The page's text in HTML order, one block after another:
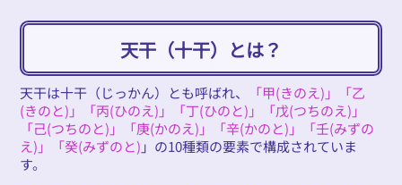
天干（十干）とは？
天干は十干（じっかん）とも呼ばれ、
「甲(きのえ)」「乙
(きのと)」「丙(ひのえ)」「丁(ひのと)」「戊(つちのえ)」
「己(つちのと)」「庚(かのえ)」「辛(かのと)」「壬(みずの
え)」「癸(みずのと) 」の10種類の要素で構成されていま
す。